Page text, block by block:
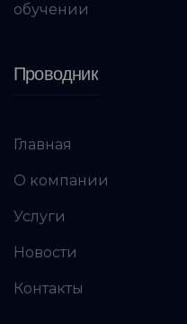
обучении
Проводник
Главная
О компании
Услуги
Новости
Контакты